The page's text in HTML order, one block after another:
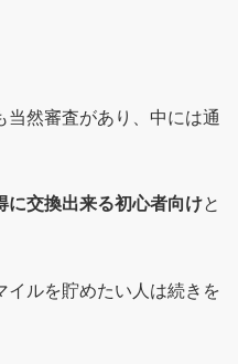
当然審査があり、中には通
に交換出来る初心者向けと
イルを貯めたい人は続きを